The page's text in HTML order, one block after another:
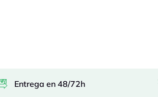
Entrega en 48/72h